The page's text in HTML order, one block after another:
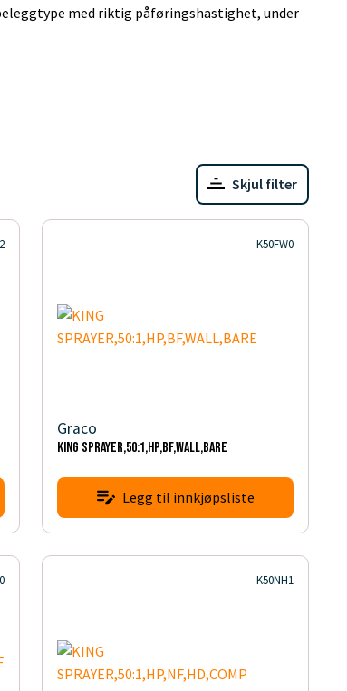
med riktig påføringshastighet, under
Skjul filter
K50FW0
Graco
KING SPRAYER,50:1,HP,BF,WALL,BARE
Legg til innkjøpsliste
K50NH1